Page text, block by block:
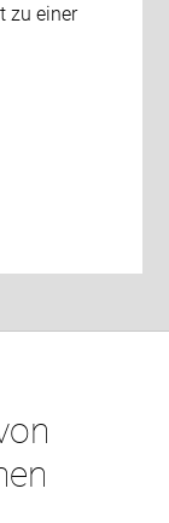
zu einer